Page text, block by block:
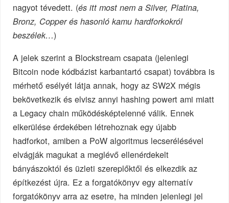
nagyot tévedett. (és itt most nem a Silver, Platina,
Bronz, Copper és hasonló kamu hardforkokról
beszélek…)
A jelek szerint a Blockstream csapata (jelenlegi
Bitcoin node kódbázist karbantartó csapat) továbbra is
mérhető esélyét látja annak, hogy az SW2X mégis
bekövetkezik és elvisz annyi hashing powert ami miatt
a Legacy chain működésképtelenné válik. Ennek
elkerülése érdekében létrehoznak egy újabb
hadforkot, amiben a PoW algoritmus lecserélésével
elvágják magukat a meglévő ellenérdekelt
bányászoktól és üzleti szereplőktől és elkezdik az
építkezést újra. Ez a forgatókönyv egy alternatív
forgatókönyv arra az esetre, ha minden jelenlegi jel